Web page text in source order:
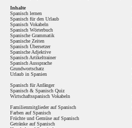
Inhalte
Spanisch lernen
Spanisch für den Urlaub
Spanisch Vokabeln
Spanisch Wörterbuch
Spanische Grammatik
Spanische Zeiten
Spanisch Übersetzer
Spanische Adjektive
Spanisch Artikeltrainer
Spanisch Aussprache
Grundwortschatz
Urlaub in Spanien
Spanisch für Anfänger
Spanisch & Spanisch Quiz
Wirtschaftsspanisch Vokabeln
Familienmitglieder auf Spanisch
Farben auf Spanisch
Früchte und Gemüse auf Spanisch
Getränke auf Spanisch